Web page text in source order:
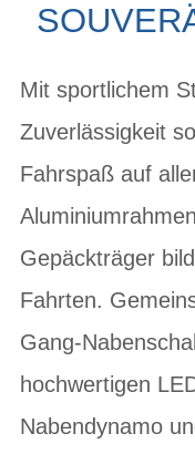
Mit sportlichem
Zuverlässigkeit
Fahrspaß auf
Gepäckträger
Fahrten.
Gang-
hochwertigen
Nabendynamo